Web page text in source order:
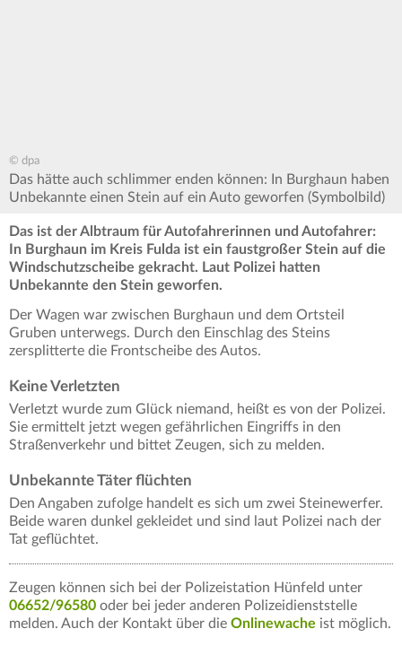
© dpa
Das hätte auch schlimmer enden können: In Burghaun haben
Unbekannte einen Stein auf ein Auto geworfen (Symbolbild)
Das ist der Albtraum für Autofahrerinnen und Autofahrer:
In Burghaun im Kreis Fulda ist ein faustgroßer Stein auf die
Windschutzscheibe gekracht. Laut Polizei hatten
Unbekannte den Stein geworfen.
Der Wagen war zwischen Burghaun und dem Ortsteil
Gruben unterwegs. Durch den Einschlag des Steins
zersplitterte die Frontscheibe des Autos.
Keine Verletzten
Verletzt wurde zum Glück niemand, heißt es von der Polizei.
Sie ermittelt jetzt wegen gefährlichen Eingriffs in den
Straßenverkehr und bittet Zeugen, sich zu melden.
Unbekannte Täter flüchten
Den Angaben zufolge handelt es sich um zwei Steinewerfer.
Beide waren dunkel gekleidet und sind laut Polizei nach der
Tat geflüchtet.
Zeugen können sich bei der Polizeistation Hünfeld unter
06652/96580 oder bei jeder anderen Polizeidienststelle
melden. Auch der Kontakt über die Onlinewache ist möglich.